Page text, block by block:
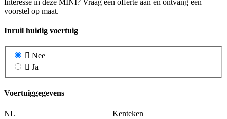
Interesse in deze MINI? Vraag een offerte aan en ontvang een
voorstel op maat.
Inruil huidig voertuig
Nee
Ja
Voertuiggegevens
NL
Kenteken